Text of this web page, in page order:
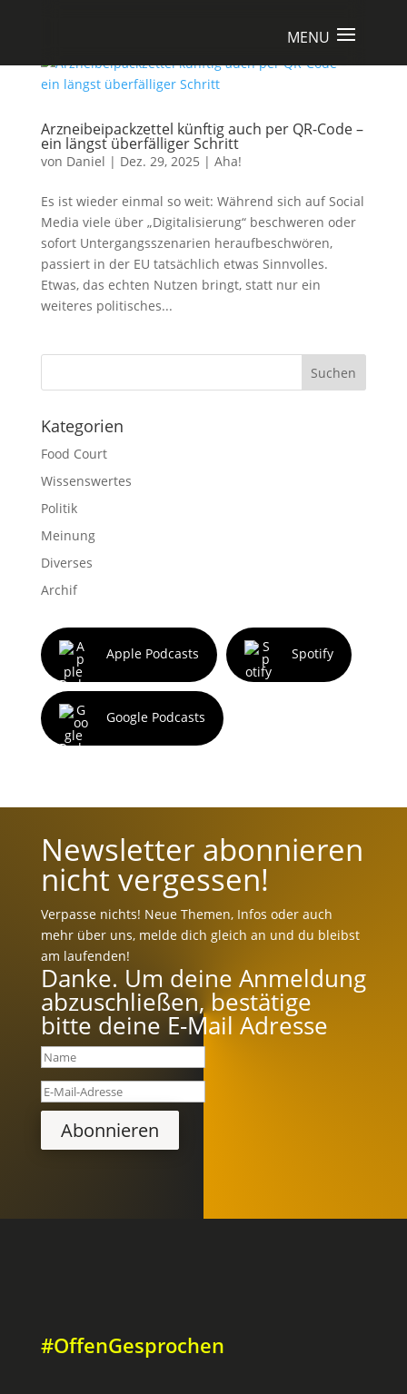
Arzneibeipackzettel künftig auch per QR-Code –
ein längst überfälliger Schritt
von Daniel | Dez. 29, 2025 | Aha!
Es ist wieder einmal so weit: Während sich auf Social
Media viele über „Digitalisierung“ beschweren oder
sofort Untergangsszenarien heraufbeschwören,
passiert in der EU tatsächlich etwas Sinnvolles.
Etwas, das echten Nutzen bringt, statt nur ein
weiteres politisches...
Suchen
Kategorien
Food Court
Wissenswertes
Politik
Meinung
Diverses
Archif
Apple Podcasts Spotify
Google Podcasts
Newsletter abonnieren
nicht vergessen!
Verpasse nichts! Neue Themen, Infos oder auch
mehr über uns, melde dich gleich an und du bleibst
am laufenden!
Danke. Um deine Anmeldung
abzuschließen, bestätige
bitte deine E-Mail Adresse
Abonnieren
#OffenGesprochen